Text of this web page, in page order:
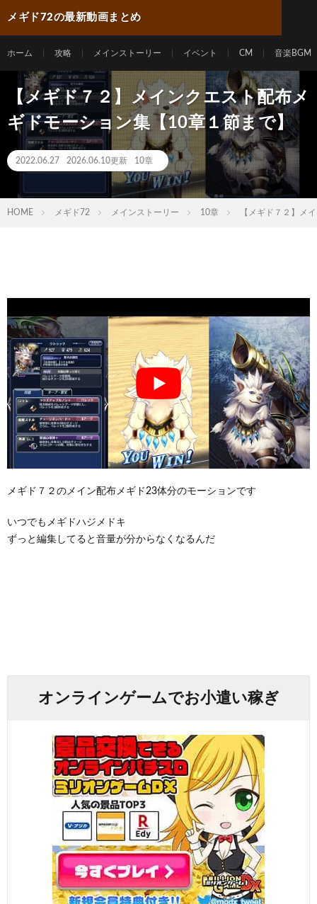
メギド72の最新動画まとめ
ホーム 攻略 メインストーリー イベント CM 音楽BGM
【メギド７２】メインクエスト配布メ
ギドモーション集【10章１節まで】
2022.06.27 2026.06.10更新 10章
HOME メギド72 メインストーリー 10章 【メギド７２】メ
メギド７２のメイン配布メギド23体分のモーションです
いつでもメギドハジメドキ
ずっと編集してると音量が分からなくなるんだ
オンラインゲームでお小遣い稼ぎ